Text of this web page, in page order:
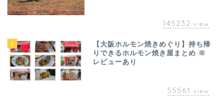
145232 view
2
【大阪ホルモン焼きめぐり】持ち帰
りできるホルモン焼き屋まとめ ※
レビューあり
55561 view